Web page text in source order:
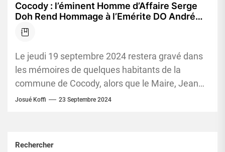
Cocody : l’éminent Homme d’Affaire Serge
Doh Rend Hommage à l’Emérite DO André
pour Ses 81 Ans
Le jeudi 19 septembre 2024 restera gravé dans
les mémoires de quelques habitants de la
commune de Cocody, alors que le Maire, Jean
Marc Yacé,...
Josué Koffi 23 Septembre 2024
Rechercher